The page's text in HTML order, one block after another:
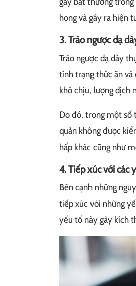
họng và gây ra hiện
3. Trào ngược dạ
Trào ngược dạ dày
tình trạng thức ăn và
khó chịu, lượng dịch
Do đó, trong một số
quản không được
hấp khác cũng như
4. Tiếp xúc với các
Bên cạnh những
tiếp xúc với những
yếu tố này gây kích